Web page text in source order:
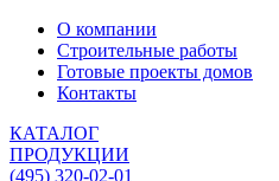
О компании
Строительные работы
Готовые проекты домов
Контакты
КАТАЛОГ
ПРОДУКЦИИ
(495) 320-02-01